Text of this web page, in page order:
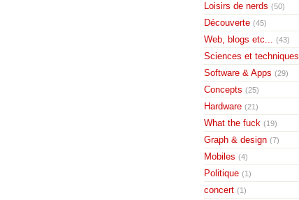
Loisirs de nerds (50)
Découverte (45)
Web, blogs etc... (43)
Sciences et techniques
Software & Apps (29)
Concepts (25)
Hardware (21)
What the fuck (19)
Graph & design (7)
Mobiles (4)
Politique (1)
concert (1)